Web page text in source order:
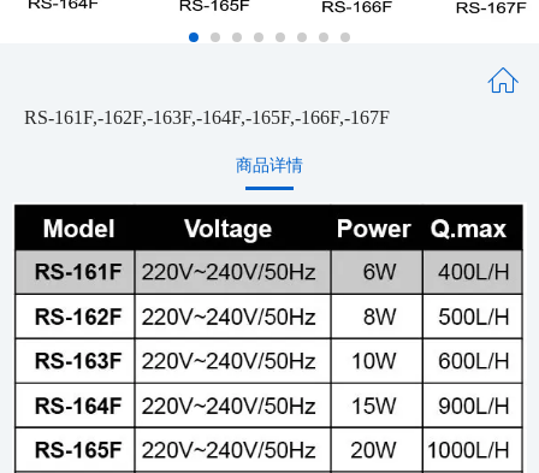
RS-161F,-162F,-163F,-164F,-165F,-166F,-167F
商品详情